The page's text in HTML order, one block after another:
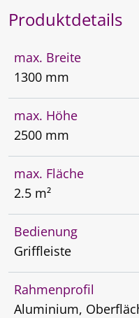
Produktdetails
max. Breite
1300 mm
max. Höhe
2500 mm
max. Fläche
2.5 m²
Bedienung
Griffleiste
Rahmenprofil
Aluminium,